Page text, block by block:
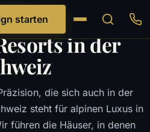
starten
in der
die sich auch in der
steht für alpinen Luxus in
führen die Häuser, in denen